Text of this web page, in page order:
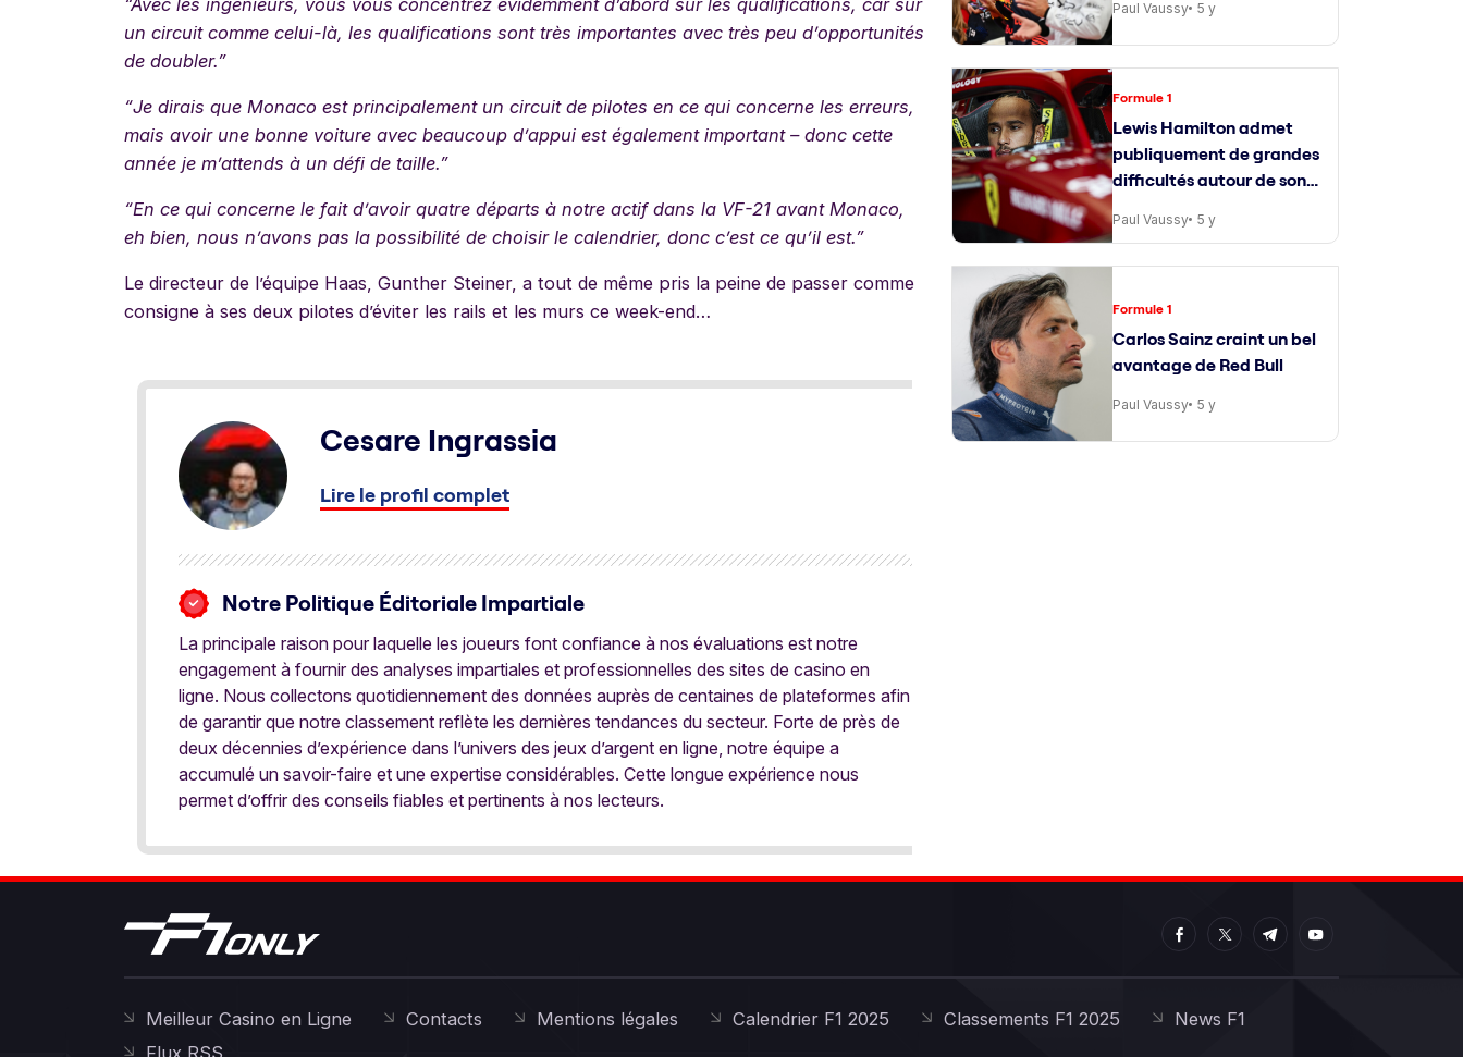
un circuit comme celui-là, les qualifications sont très importantes avec très peu d’opportunités
de doubler.”
“Je dirais que Monaco est principalement un circuit de pilotes en ce qui concerne les erreurs,
mais avoir une bonne voiture avec beaucoup d’appui est également important – donc cette
année je m’attends à un défi de taille.”
“En ce qui concerne le fait d’avoir quatre départs à notre actif dans la VF-21 avant Monaco,
eh bien, nous n’avons pas la possibilité de choisir le calendrier, donc c’est ce qu’il est.”
Le directeur de l’équipe Haas, Gunther Steiner, a tout de même pris la peine de passer comme
consigne à ses deux pilotes d’éviter les rails et les murs ce week-end…
Cesare Ingrassia
Lire le profil complet
Notre Politique Éditoriale Impartiale
La principale raison pour laquelle les joueurs font confiance à nos évaluations est notre
engagement à fournir des analyses impartiales et professionnelles des sites de casino en
ligne. Nous collectons quotidiennement des données auprès de centaines de plateformes afin
de garantir que notre classement reflète les dernières tendances du secteur. Forte de près de
deux décennies d’expérience dans l’univers des jeux d’argent en ligne, notre équipe a
accumulé un savoir-faire et une expertise considérables. Cette longue expérience nous
permet d’offrir des conseils fiables et pertinents à nos lecteurs.
Paul Vaussy 5 y
Formule 1
Lewis Hamilton admet
publiquement de grandes
difficultés autour de son
ingénieur de course
Paul Vaussy 5 y
Formule 1
Carlos Sainz craint un bel
avantage de Red Bull
Paul Vaussy 5 y
Meilleur Casino en Ligne Contacts Mentions légales Calendrier F1 2025 Classements F1 2025
News F1